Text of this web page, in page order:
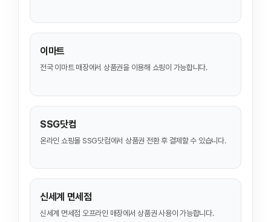
이마트
전국 이마트 매장에서 상품권을 이용해 쇼핑이 가능합니다.
SSG닷컴
온라인 쇼핑몰 SSG닷컴에서 상품권 전환 후 결제할 수 있습니다.
신세계 면세점
신세계 면세점 오프라인 매장에서 상품권 사용이 가능합니다.